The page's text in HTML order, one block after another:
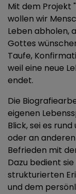
Mit dem Projekt
wollen wir
Leben abholen,
Gottes
Taufe,
weil eine neue
endet.
Die
eigenen
Blick, sei es
oder an
Befrieden mit
Dazu bedient
strukturierten
und dem